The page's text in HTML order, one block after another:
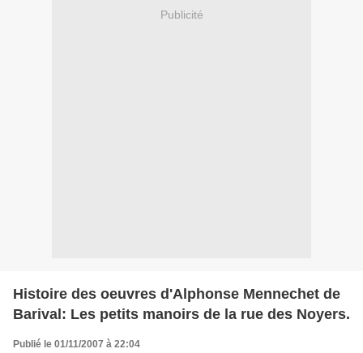
Publicité
Histoire des oeuvres d'Alphonse Mennechet de
Barival: Les petits manoirs de la rue des Noyers.
Publié le 01/11/2007 à 22:04